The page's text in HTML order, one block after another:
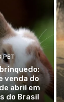
PET
venda do
abril em
do Brasil